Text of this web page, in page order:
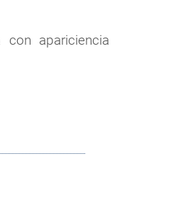
apariciencia